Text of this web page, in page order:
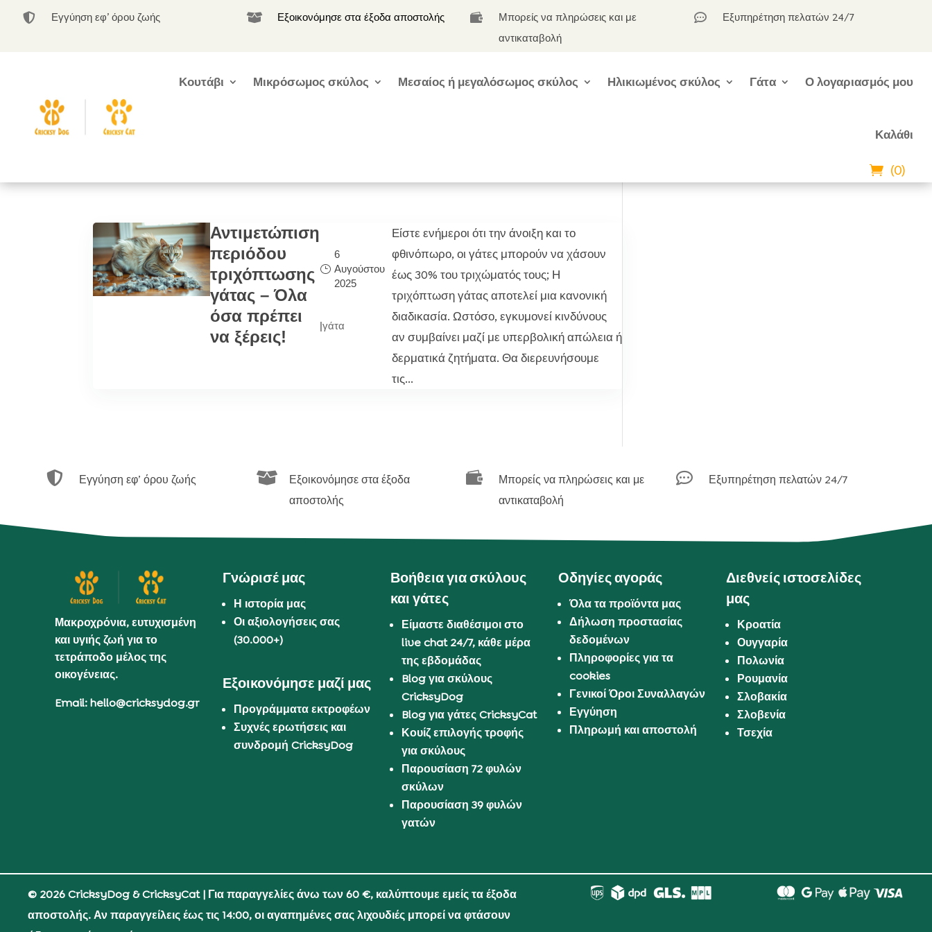
 Εγγύηση εφ’ όρου ζωής  Εξοικονόμησε στα έξοδα αποστολής 
Μπορείς να πληρώσεις και με
αντικαταβολή
 Εξυπηρέτηση πελατών 24/7
Κουτάβι Μικρόσωμος σκύλος Μεσαίος ή μεγαλόσωμος σκύλος Ηλικιωμένος σκύλος Γάτα Ο λογαριασμός μου
Καλάθι
(0)
Αντιμετώπιση
περιόδου
τριχόπτωσης
γάτας – Όλα
όσα πρέπει
να ξέρεις!
6
Αυγούστου
2025
|γάτα
Είστε ενήμεροι ότι την άνοιξη και το
φθινόπωρο, οι γάτες μπορούν να χάσουν
έως 30% του τριχώματός τους; Η
τριχόπτωση γάτας αποτελεί μια κανονική
διαδικασία. Ωστόσο, εγκυμονεί κινδύνους
αν συμβαίνει μαζί με υπερβολική απώλεια ή
δερματικά ζητήματα. Θα διερευνήσουμε
τις...
 Εγγύηση εφ’ όρου ζωής 
Εξοικονόμησε στα έξοδα
αποστολής

Μπορείς να πληρώσεις και με
αντικαταβολή
 Εξυπηρέτηση πελατών 24/7
Μακροχρόνια, ευτυχισμένη
και υγιής ζωή για το
τετράποδο μέλος της
οικογένειας.
Email: hello@cricksydog.gr
Γνώρισέ μας
Η ιστορία μας
Οι αξιολογήσεις σας
(30.000+)
Εξοικονόμησε μαζί μας
Προγράμματα εκτροφέων
Συχνές ερωτήσεις και
συνδρομή CricksyDog
Βοήθεια για σκύλους
και γάτες
Είμαστε διαθέσιμοι στο
live chat 24/7, κάθε μέρα
της εβδομάδας
Blog για σκύλους
CricksyDog
Blog για γάτες CricksyCat
Κουίζ επιλογής τροφής
για σκύλους
Παρουσίαση 72 φυλών
σκύλων
Παρουσίαση 39 φυλών
γατών
Οδηγίες αγοράς
Όλα τα προϊόντα μας
Δήλωση προστασίας
δεδομένων
Πληροφορίες για τα
cookies
Γενικοί Όροι Συναλλαγών
Εγγύηση
Πληρωμή και αποστολή
Διεθνείς ιστοσελίδες
μας
Κροατία
Ουγγαρία
Πολωνία
Ρουμανία
Σλοβακία
Σλοβενία
Τσεχία
© 2026 CricksyDog & CricksyCat| Για παραγγελίες άνω των 60 €, καλύπτουμε εμείς τα έξοδα
αποστολής. Αν παραγγείλεις έως τις 14:00, οι αγαπημένες σας λιχουδιές μπορεί να φτάσουν